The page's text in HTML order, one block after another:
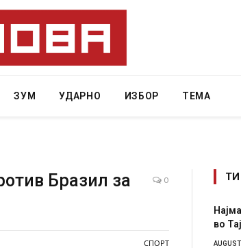
ЗУМ УДАРНО ИЗБОР ТЕМА
Бразил за
0
СПОРТ
Најмалку седум мртви
AUGUST 7, 2026